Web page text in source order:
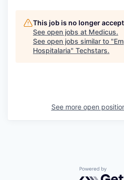
This job is no longer
See open jobs at Medicus.
See open jobs similar to "
Hospitalaria" Techstars.
See more open
Powered by